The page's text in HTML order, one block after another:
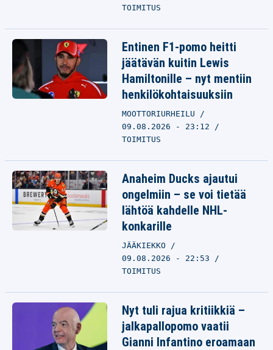
TOIMITUS
Entinen F1-pomo heitti
jäätävän kuitin Lewis
Hamiltonille – nyt mentiin
henkilökohtaisuuksiin
MOOTTORIURHEILU
09.08.2026 - 23:12
TOIMITUS
Anaheim Ducks ajautui
ongelmiin – se voi tietää
lähtöä kahdelle NHL-
konkarille
JÄÄKIEKKO
09.08.2026 - 22:53
TOIMITUS
Nyt tuli rajua kritiikkiä –
jalkapallopomo vaatii
Gianni Infantino eroamaan